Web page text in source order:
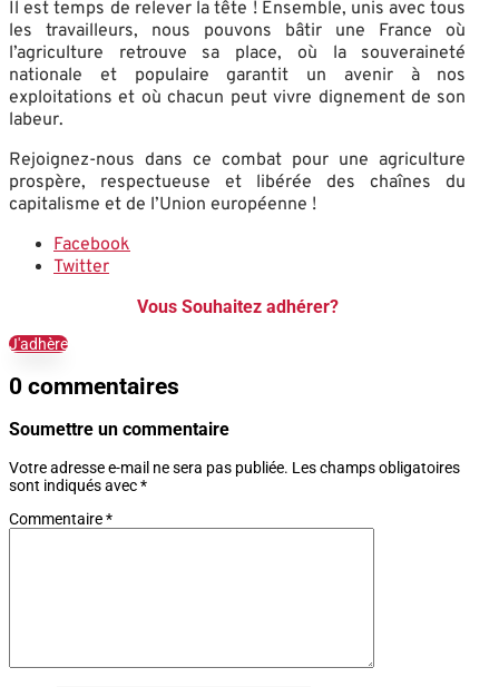
Il est temps de relever la tête ! Ensemble, unis avec tous
les travailleurs, nous pouvons bâtir une France où
l’agriculture retrouve sa place, où la souveraineté
nationale et populaire garantit un avenir à nos
exploitations et où chacun peut vivre dignement de son
labeur.
Rejoignez-nous dans ce combat pour une agriculture
prospère, respectueuse et libérée des chaînes du
capitalisme et de l’Union européenne !
Facebook
Twitter
Vous Souhaitez adhérer?
J'adhère
0 commentaires
Soumettre un commentaire
Votre adresse e-mail ne sera pas publiée. Les champs obligatoires
sont indiqués avec*
Commentaire*